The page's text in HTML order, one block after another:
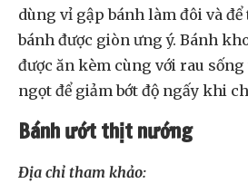
dùng vỉ gập bánh làm đôi và
bánh được giòn ưng ý. Bánh
được ăn kèm cùng với rau
ngọt để giảm bớt độ ngấy khi
Bánh ướt thịt nướng
Địa chỉ tham khảo: